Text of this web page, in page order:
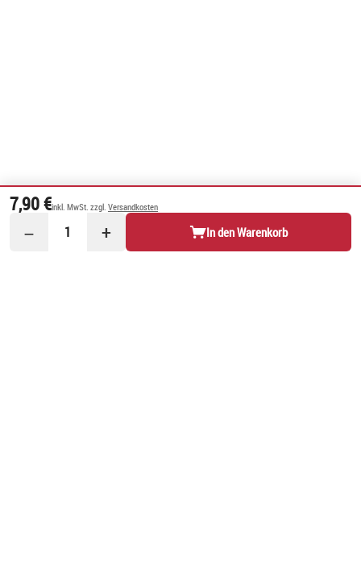
7,90 €inkl. MwSt. zzgl. Versandkosten
− 1 + In den Warenkorb